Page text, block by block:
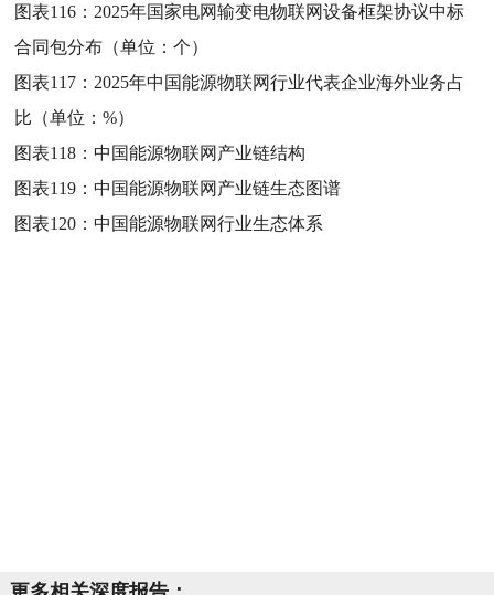
图表116： 2025年国家电网输变电物联网设备框架协议中标
合同包分布（单位：个）
图表117： 2025年中国能源物联网行业代表企业海外业务占
比（单位：%）
图表118：中国能源物联网产业链结构
图表119：中国能源物联网产业链生态图谱
图表120：中国能源物联网行业生态体系